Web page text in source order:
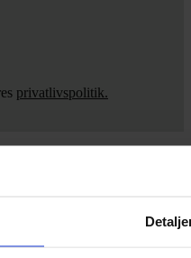
privatlivspolitik.
ny inspiration, så skriv til